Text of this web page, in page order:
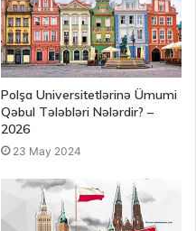
Polşa Universitetlərinə Ümumi
Qəbul Tələbləri Nələrdir? –
2026
23 May 2024